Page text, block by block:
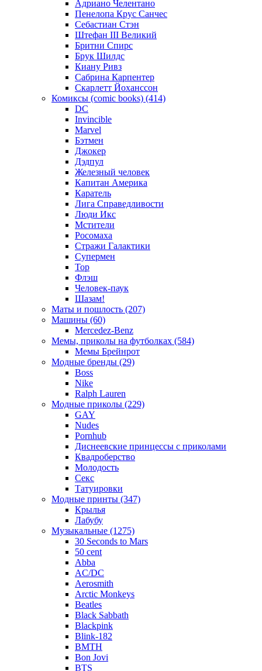
Адриано Челентано
Пенелопа Крус Санчес
Себастиан Стэн
Штефан III Великий
Бритни Спирс
Брук Шилдс
Киану Ривз
Сабрина Карпентер
Скарлетт Йоханссон
Комиксы (comic books) (414)
DC
Invincible
Marvel
Бэтмен
Джокер
Дэдпул
Железный человек
Капитан Америка
Каратель
Лига Справедливости
Люди Икс
Мстители
Росомаха
Стражи Галактики
Супермен
Тор
Флэш
Человек-паук
Шазам!
Маты и пошлость (207)
Машины (60)
Mercedez-Benz
Мемы, приколы на футболках (584)
Мемы Брейнрот
Модные бренды (29)
Boss
Nike
Ralph Lauren
Модные приколы (229)
GAY
Nudes
Pornhub
Диснеевские принцессы с приколами
Квадроберство
Молодость
Секс
Татуировки
Модные принты (347)
Крылья
Лабубу
Музыкальные (1275)
30 Seconds to Mars
50 cent
Abba
AC/DC
Aerosmith
Arctic Monkeys
Beatles
Black Sabbath
Blackpink
Blink-182
BMTH
Bon Jovi
BTS